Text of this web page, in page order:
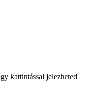
kattintással jelezheted